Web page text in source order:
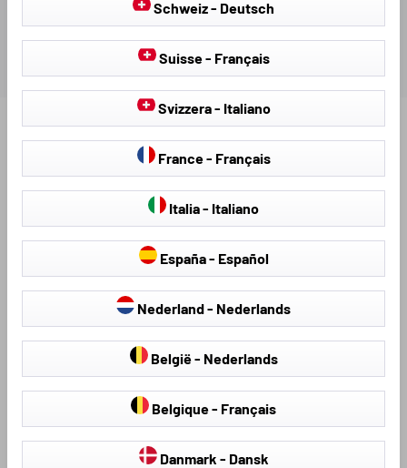
Ontdek meer producten voor uw voertuig:
Stoelhoezen &
hagelschermhoezen
Schweiz - Deutsch
Suisse - Français
Svizzera - Italiano
France - Français
Italia - Italiano
España - Español
Nederland - Nederlands
België - Nederlands
Belgique - Français
Danmark - Dansk